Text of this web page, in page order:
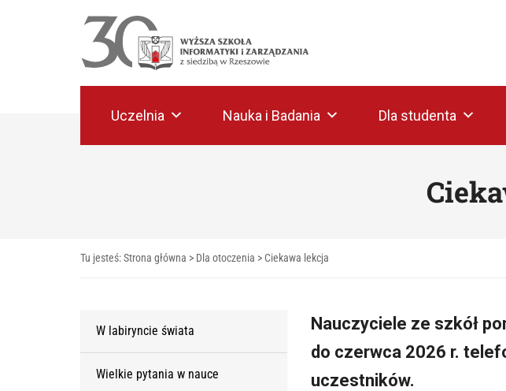
Uczelnia Nauka i Badania Dla studenta
Tu jesteś:Strona główna > Dla otoczenia > Ciekawa lekcja
W labiryncie świata
Wielkie pytania w nauce
Nauczyciele ze szkół
do czerwca 2026 r.
uczestników.